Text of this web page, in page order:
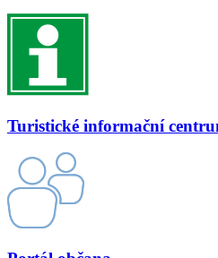
Turistické informační